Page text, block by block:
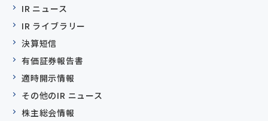
IR ニュース
IR ライブラリー
決算短信
有価証券報告書
適時開示情報
その他のIR ニュース
株主総会情報